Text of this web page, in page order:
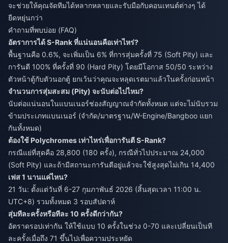
จะช่วยให้คุณจัดทีมได้หลากหลายและรับมือกับคอนเทนต์ต่างๆ ได้
ยืดหยุ่นกว่า
คำถามที่พบบ่อย (FAQ)
อัตราการได้ S-Rank ที่แน่นอนคือเท่าไหร่?
พื้นฐานคือ 0.6%, จะเพิ่มเป็น 6% ที่การสุ่มครั้งที่ 75 (Soft Pity) และ
การันตี 100% ที่ครั้งที่ 90 (Hard Pity) โดยมีโอกาส 50/50 ระหว่าง
ตัวหน้าตู้กับตัวนอกตู้ ยกเว้นว่าคุณจะหลุดเรตมาแล้วในครั้งก่อนหน้า
จำนวนการสุ่มสะสม (Pity) จะนับต่อไปไหม?
นับต่อแน่นอนในแบนเนอร์ช่องสัญญาณจำกัดทั้งหมด แต่จะไม่นับรวม
ข้ามประเภทแบนเนอร์ (จำกัด/มาตรฐาน/W-Engine/Bangboo แยก
กันทั้งหมด)
ต้องใช้ Polychromes เท่าไหร่เพื่อการันตี S-Rank?
กรณีแย่ที่สุดคือ 28,800 (180 ครั้ง), กรณีทั่วไปประมาณ 24,000
(Soft Pity) และถ้ามีสถานะการันตีอยู่แล้วจะใช้สูงสุดไม่เกิน 14,400
เฟส 1 นานแค่ไหน?
21 วัน: ตั้งแต่วันที่ 6-27 กุมภาพันธ์ 2026 (สิ้นสุดเวลา 11:00 น.
UTC+8) รวมทั้งหมด 3 รอบสัปดาห์
สุ่มทีละครั้งหรือทีละ 10 ครั้งดีกว่ากัน?
อัตราดรอปเท่ากัน ให้ใช้แบบ 10 ครั้งในช่วง 0-70 และเปลี่ยนเป็นที
ละครั้งเมื่อถึง 71 ขึ้นไปเพื่อความประหยัด